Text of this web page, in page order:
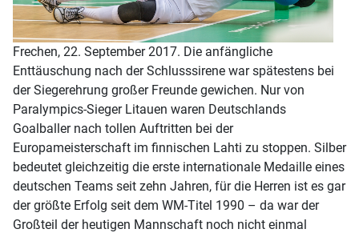
Frechen, 22. September 2017. Die anfängliche
Enttäuschung nach der Schlusssirene war spätestens bei
der Siegerehrung großer Freunde gewichen. Nur von
Paralympics-Sieger Litauen waren Deutschlands
Goalballer nach tollen Auftritten bei der
Europameisterschaft im finnischen Lahti zu stoppen. Silber
bedeutet gleichzeitig die erste internationale Medaille eines
deutschen Teams seit zehn Jahren, für die Herren ist es gar
der größte Erfolg seit dem WM-Titel 1990 – da war der
Großteil der heutigen Mannschaft noch nicht einmal